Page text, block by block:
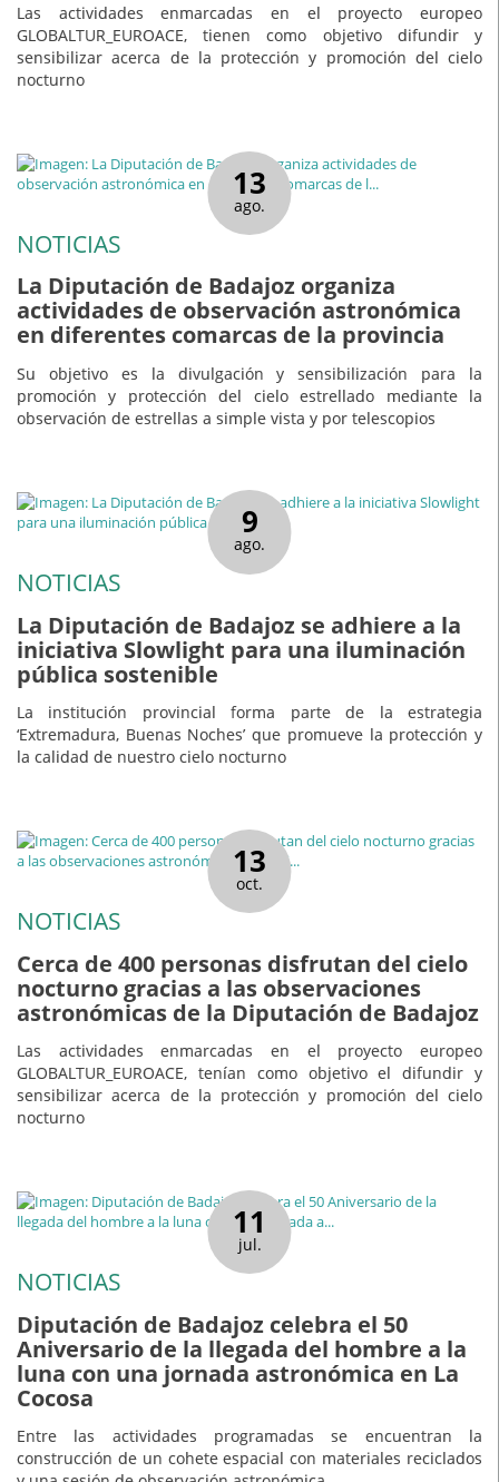
Las actividades enmarcadas en el proyecto europeo
GLOBALTUR_EUROACE, tienen como objetivo difundir y
sensibilizar acerca de la protección y promoción del cielo
nocturno
13
ago.
NOTICIAS
La Diputación de Badajoz organiza
actividades de observación astronómica
en diferentes comarcas de la provincia
Su objetivo es la divulgación y sensibilización para la
promoción y protección del cielo estrellado mediante la
observación de estrellas a simple vista y por telescopios
9
ago.
NOTICIAS
La Diputación de Badajoz se adhiere a la
iniciativa Slowlight para una iluminación
pública sostenible
La institución provincial forma parte de la estrategia
‘Extremadura, Buenas Noches’ que promueve la protección y
la calidad de nuestro cielo nocturno
13
oct.
NOTICIAS
Cerca de 400 personas disfrutan del cielo
nocturno gracias a las observaciones
astronómicas de la Diputación de Badajoz
Las actividades enmarcadas en el proyecto europeo
GLOBALTUR_EUROACE, tenían como objetivo el difundir y
sensibilizar acerca de la protección y promoción del cielo
nocturno
11
jul.
NOTICIAS
Diputación de Badajoz celebra el 50
Aniversario de la llegada del hombre a la
luna con una jornada astronómica en La
Cocosa
Entre las actividades programadas se encuentran la
construcción de un cohete espacial con materiales reciclados